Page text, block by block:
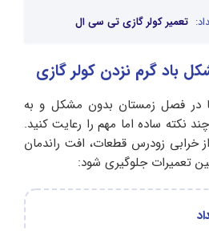
تعمیر کولر گازی تی سی ال
باد گرم نزدن کولر گازی
در فصل زمستان بدون مشکل و به‌
نکته ساده اما مهم را رعایت کنید.
خرابی زودرس قطعات، افت راندمان
تعمیرات جلوگیری شود: